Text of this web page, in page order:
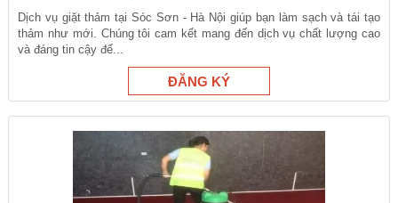
Dịch vụ giặt thảm tại Sóc Sơn - Hà Nội giúp bạn làm sạch và tái tạo
thảm như mới. Chúng tôi cam kết mang đến dịch vụ chất lượng cao
và đáng tin cậy để...